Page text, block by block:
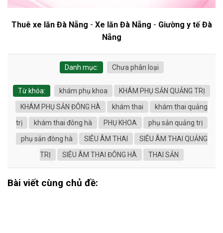
Thuê xe lăn Đà Nẵng - Xe lăn Đà Nẵng - Giường y tế Đà
Nẵng
Danh mục: Chưa phân loại
Từ khóa: khám phụ khoa
KHÁM PHỤ SẢN QUẢNG TRỊ
KHÁM PHỤ SẢN ĐÔNG HÀ
khám thai
khám thai quảng
trị
khám thai đông hà PHỤ KHOA
phụ sản quảng trị
phụ sản đông hà
SIÊU ÂM THAI
SIÊU ÂM THAI QUẢNG
TRỊ
SIÊU ÂM THAI ĐÔNG HÀ THAI SẢN
Bài viết cùng chủ đề: